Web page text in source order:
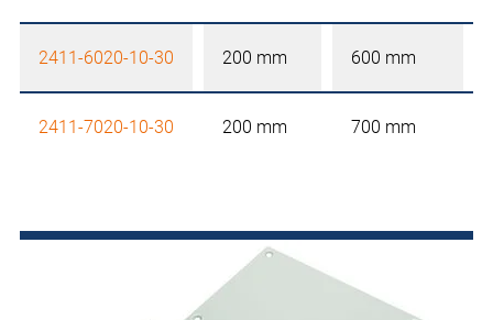
2411-6020-10-30 200 mm 600 mm
2411-7020-10-30 200 mm 700 mm